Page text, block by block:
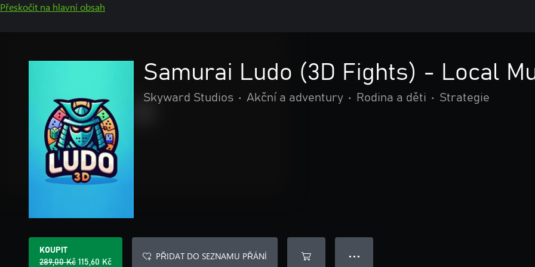
Přeskočit na hlavní obsah
Samurai Ludo (3D Fights) - Local
Skyward Studios • Akční a adventury • Rodina a děti • Strategie
KOUPIT
289,00 Kč 115,60 Kč
PŘIDAT DO SEZNAMU PŘÁNÍ ● ● ●